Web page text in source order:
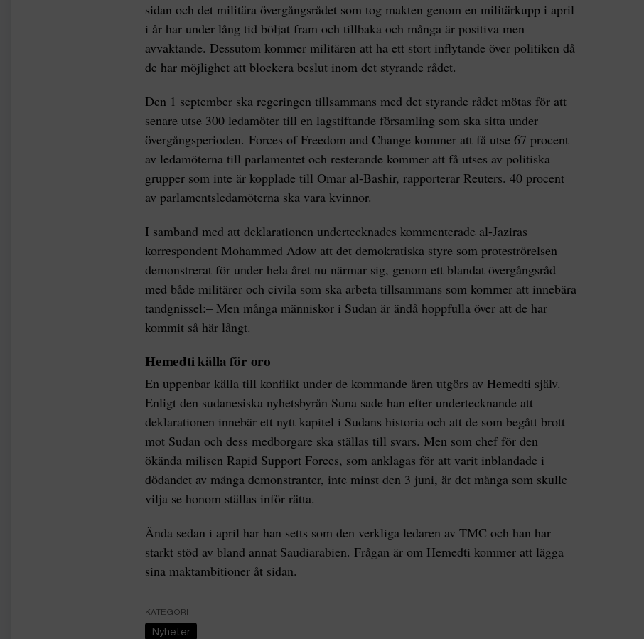
sidan och det militära övergångsrådet som tog makten genom en militärkupp i april
i år har under lång tid böljat fram och tillbaka och många är positiva men
avvaktande. Dessutom kommer militären att ha ett stort inflytande över politiken då
de har möjlighet att blockera beslut inom det styrande rådet.
Den 1 september ska regeringen tillsammans med det styrande rådet mötas för att
senare utse 300 ledamöter till en lagstiftande församling som ska sitta under
övergångsperioden. Forces of Freedom and Change kommer att få utse 67 procent
av ledamöterna till parlamentet och resterande kommer att få utses av politiska
grupper som inte är kopplade till Omar al-Bashir, rapporterar Reuters. 40 procent
av parlamentsledamöterna ska vara kvinnor.
I samband med att deklarationen undertecknades kommenterade al-Jaziras
korrespondent Mohammed Adow att det demokratiska styre som proteströrelsen
demonstrerat för under hela året nu närmar sig, genom ett blandat övergångsråd
med både militärer och civila som ska arbeta tillsammans som kommer att innebära
tandgnissel:– Men många människor i Sudan är ändå hoppfulla över att de har
kommit så här långt.
Hemedti källa för oro
En uppenbar källa till konflikt under de kommande åren utgörs av Hemedti själv.
Enligt den sudanesiska nyhetsbyrån Suna sade han efter undertecknande att
deklarationen innebär ett nytt kapitel i Sudans historia och att de som begått brott
mot Sudan och dess medborgare ska ställas till svars. Men som chef för den
ökända milisen Rapid Support Forces, som anklagas för att varit inblandade i
dödandet av många demonstranter, inte minst den 3 juni, är det många som skulle
vilja se honom ställas inför rätta.
Ända sedan i april har han setts som den verkliga ledaren av TMC och han har
starkt stöd av bland annat Saudiarabien. Frågan är om Hemedti kommer att lägga
sina maktambitioner åt sidan.
KATEGORI
Nyheter